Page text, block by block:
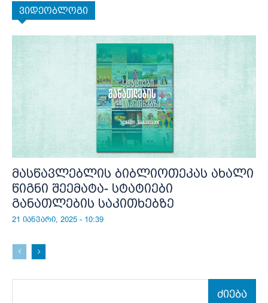
ვიდეობლოგი
მასწავლებლის ბიბლიოთეკას ახალი
წიგნი შეემატა- სტატიები
განათლების საკითხებზე
21 იანვარი, 2025 - 10:39
ძიება